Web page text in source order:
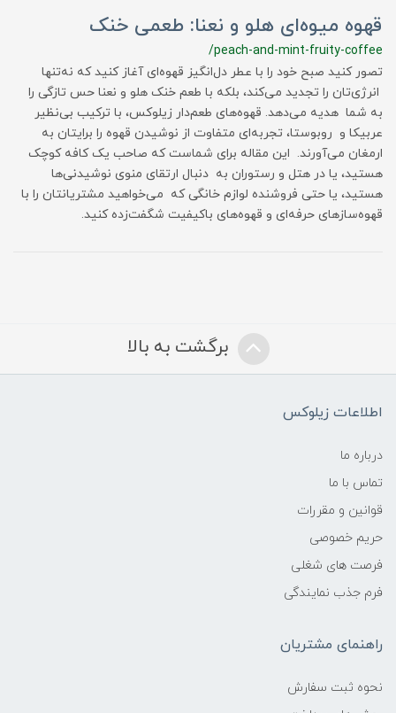
قهوه میوه‌ای هلو و نعنا: طعمی خنک
/peach-and-mint-fruity-coffee
تصور کنید صبح خود را با عطر دل‌انگیز قهوه‌ای آغاز کنید که نه‌تنها
انرژی‌تان را تجدید می‌کند، بلکه با طعم خنک هلو و نعنا حس تازگی را
به شما هدیه می‌دهد. قهوه‌های طعم‌دار زیلوکس، با ترکیب بی‌نظیر
عربیکا و روبوستا، تجربه‌ای متفاوت از نوشیدن قهوه را برایتان به
ارمغان می‌آورند. این مقاله برای شماست که صاحب یک کافه کوچک
هستید، یا در هتل و رستوران به دنبال ارتقای منوی نوشیدنی‌ها
هستید، یا حتی فروشنده لوازم خانگی که می‌خواهید مشتریانتان را با
قهوه‌سازهای حرفه‌ای و قهوه‌های باکیفیت شگفت‌زده کنید.
برگشت به بالا
اطلاعات زیلوکس
درباره ما
تماس با ما
قوانین و مقررات
حریم خصوصی
فرصت های شغلی
فرم جذب نمایندگی
راهنمای مشتریان
نحوه ثبت سفارش